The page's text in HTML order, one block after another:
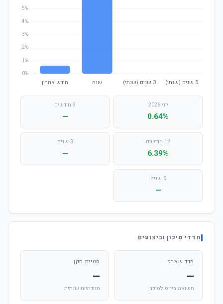
יוני 2026
0.64%
3 חודשים
—
12 חודשים
6.39%
3 שנים
—
5 שנים
—
מדדי סיכון וביצועים
מדד שארפ
—
תשואה ביחס לסיכון
סטיית תקן
—
תנודתיות שנתית